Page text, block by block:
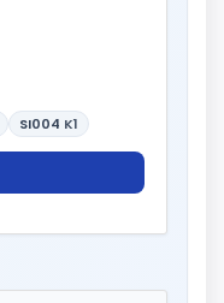
SI004 K1